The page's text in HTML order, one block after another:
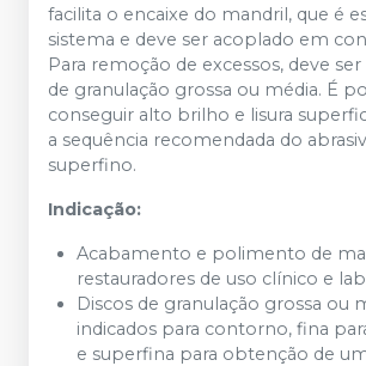
facilita o encaixe do mandril, que é
sistema e deve ser acoplado em
Para remoção de excessos, deve
de granulação grossa ou média. É
conseguir alto brilho e lisura
a sequência recomendada do
superfino.
Indicação:
Acabamento e polimento de
restauradores de uso clínico e
Discos de granulação grossa ou
indicados para contorno, fina
e superfina para obtenção de